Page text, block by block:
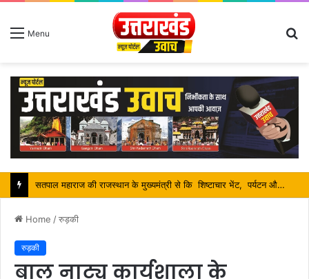
Menu
Home /रुड़की
रुड़की
बाल नाट्य कार्यशाला के